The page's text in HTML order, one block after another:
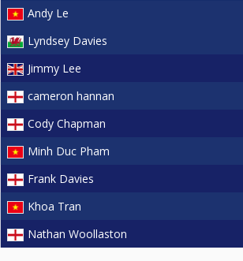
Andy Le
Lyndsey Davies
Jimmy Lee
cameron hannan
Cody Chapman
Minh Duc Pham
Frank Davies
Khoa Tran
Nathan Woollaston